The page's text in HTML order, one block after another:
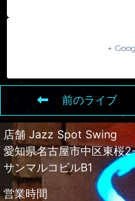
+
前のライブ
店舗 Jazz Spot Swing
愛知県名古屋市中区東桜
サンマルコビルB1
営業時間